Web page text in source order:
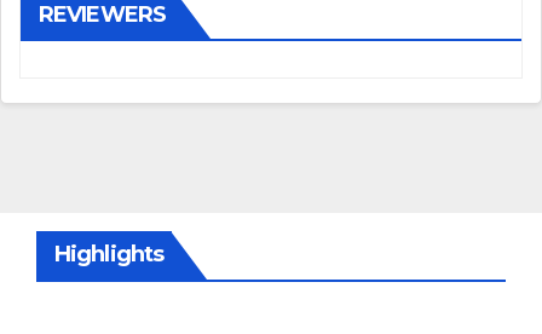
REVIEWERS
Highlights